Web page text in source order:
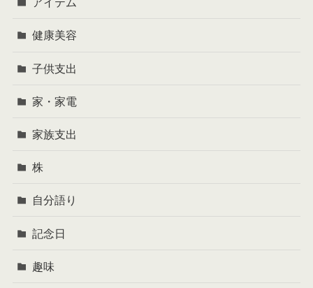
健康美容
子供支出
家・家電
家族支出
株
自分語り
記念日
趣味